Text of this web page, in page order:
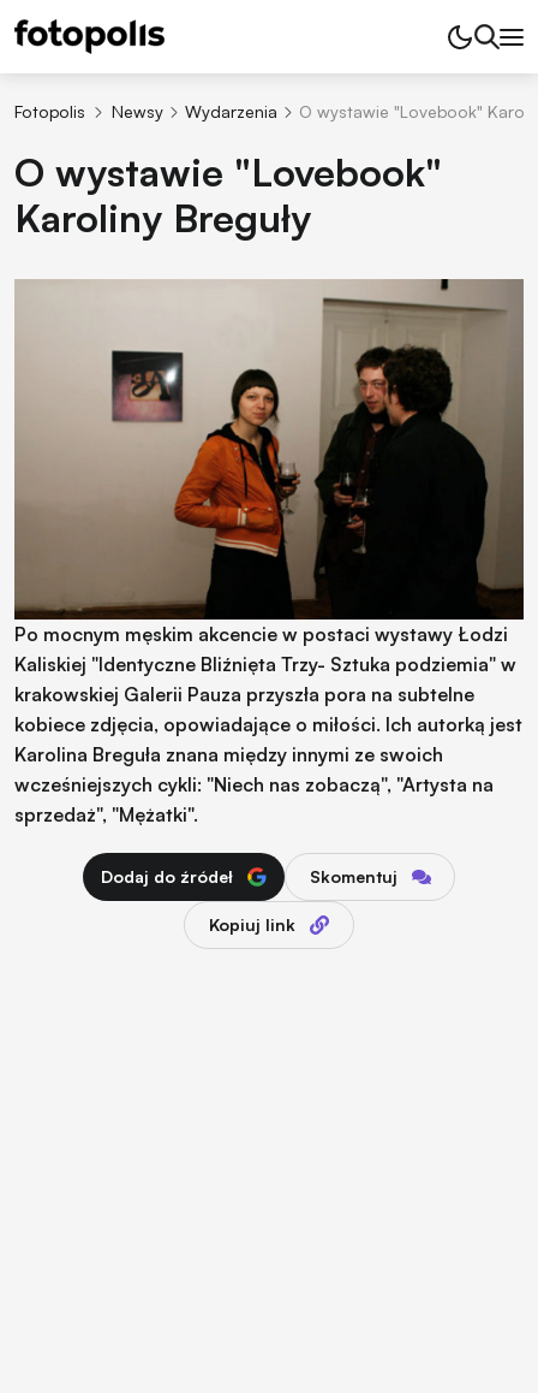
Fotopolis Newsy Wydarzenia O wystawie "Lovebook"
O wystawie "Lovebook"
Karoliny Breguły
Po mocnym męskim akcencie w postaci wystawy Łodzi
Kaliskiej "Identyczne Bliźnięta Trzy- Sztuka podziemia" w
krakowskiej Galerii Pauza przyszła pora na subtelne
kobiece zdjęcia, opowiadające o miłości. Ich autorką jest
Karolina Breguła znana między innymi ze swoich
wcześniejszych cykli: "Niech nas zobaczą", "Artysta na
sprzedaż", "Mężatki".
Dodaj do źródeł Skomentuj
Kopiuj link